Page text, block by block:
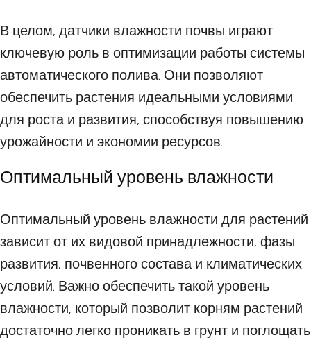
В целом, датчики влажности почвы играют
ключевую роль в оптимизации работы системы
автоматического полива. Они позволяют
обеспечить растения идеальными условиями
для роста и развития, способствуя повышению
урожайности и экономии ресурсов.
Оптимальный уровень влажности
Оптимальный уровень влажности для растений
зависит от их видовой принадлежности, фазы
развития, почвенного состава и климатических
условий. Важно обеспечить такой уровень
влажности, который позволит корням растений
достаточно легко проникать в грунт и поглощать